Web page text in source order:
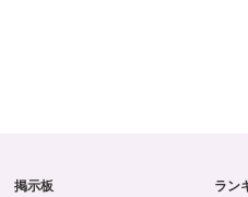
掲示板 ラン